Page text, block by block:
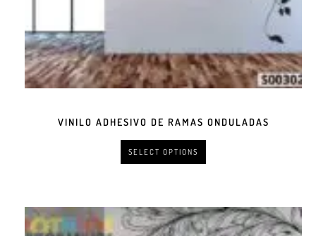
VINILO ADHESIVO DE RAMAS ONDULADAS
SELECT OPTIONS